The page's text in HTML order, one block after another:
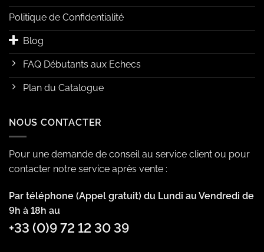
Politique de Confidentialité
Blog
FAQ Débutants aux Echecs
Plan du Catalogue
NOUS CONTACTER
Pour une demande de conseil au service client ou pour
contacter notre service après vente :
Par téléphone (Appel gratuit) du Lundi au Vendredi de
9h à 18h au
+33 (0)9 72 12 30 39